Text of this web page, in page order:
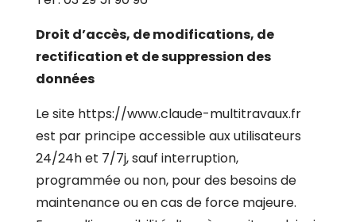
Droit d’accès, de modifications, de
rectification et de suppression des
données
Le site https://www.claude-multitravaux.fr
est par principe accessible aux utilisateurs
24/24h et 7/7j, sauf interruption,
programmée ou non, pour des besoins de
maintenance ou en cas de force majeure.